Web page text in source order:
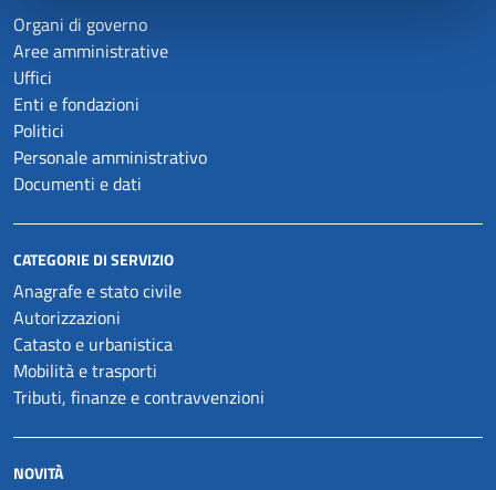
Organi di governo
Aree amministrative
Uffici
Enti e fondazioni
Politici
Personale amministrativo
Documenti e dati
CATEGORIE DI SERVIZIO
Anagrafe e stato civile
Autorizzazioni
Catasto e urbanistica
Mobilità e trasporti
Tributi, finanze e contravvenzioni
NOVITÀ